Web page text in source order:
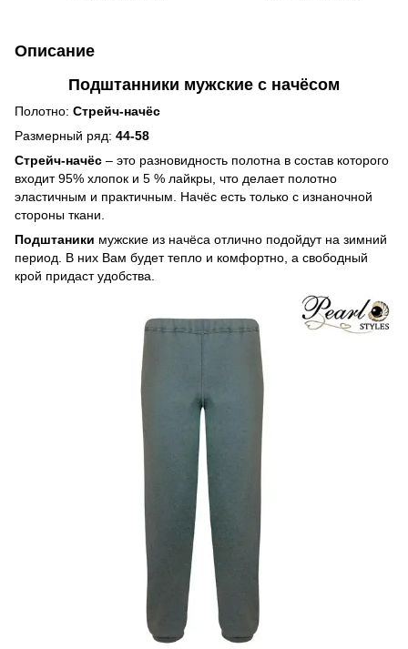
Описание
Подштанники мужские с начёсом
Полотно: Стрейч-начёс
Размерный ряд: 44-58
Стрейч-начёс – это разновидность полотна в состав которого
входит 95% хлопок и 5 % лайкры, что делает полотно
эластичным и практичным. Начёс есть только с изнаночной
стороны ткани.
Подштаники мужские из начёса отлично подойдут на зимний
период. В них Вам будет тепло и комфортно, а свободный
крой придаст удобства.